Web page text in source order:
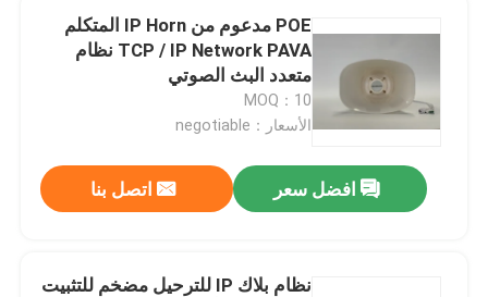
مضخم نظام PA
مكبرات صوت نظام PA
نظام PA لشبكة IP
POE مدعوم من IP Horn المتكلم
TCP / IP Network PAVA نظام
متعدد البث الصوتي
MOQ：10
الأسعار：negotiable
افضل سعر اتصل بنا
نظام بلاك IP للترحيل مضخم للتثبيت